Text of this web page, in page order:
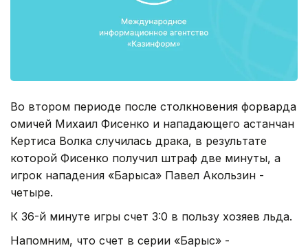
Во втором периоде после столкновения форварда
омичей Михаил Фисенко и нападающего астанчан
Кертиса Волка случилась драка, в результате
которой Фисенко получил штраф две минуты, а
игрок нападения «Барыса» Павел Акользин -
четыре.
К 36-й минуте игры счет 3:0 в пользу хозяев льда.
Напомним, что счет в серии «Барыс» -